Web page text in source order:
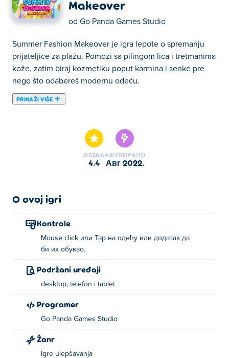
Makeover
od Go Panda Games Studio
Summer Fashion Makeover je igra lepote o spremanju
prijateljice za plažu. Pomozi sa pilingom lica i tretmanima
kože, zatim biraj kozmetiku poput karmina i senke pre
nego što odabereš modernu odeću.
PRIKAŽI VIŠE
OCENA
4.4
АЖУРИРАНО
авг 2022.
O ovoj igri
Kontrole
Mouse click или Tap на одећу или додатак да
би их обукао.
Podržani uređaji
desktop, telefon i tablet
Programer
Go Panda Games Studio
Žanr
Igre ulepšavanja